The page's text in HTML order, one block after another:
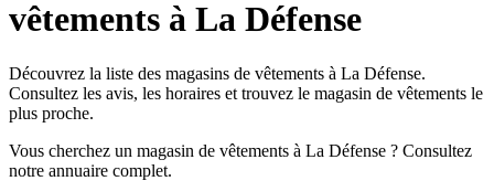
vêtements à La Défense
Découvrez la liste des magasins de vêtements à La Défense.
Consultez les avis, les horaires et trouvez le magasin de vêtements le
plus proche.
Vous cherchez un magasin de vêtements à La Défense ? Consultez
notre annuaire complet.